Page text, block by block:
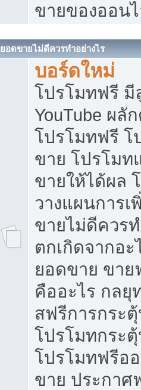
ขายของออน
ยอดขายไม่ดีควรทำอย่างไร
บอร์ดใหม่
โปรโมทฟรี มี
YouTube ผลั
โปรโมทฟรี โ
ขาย โปรโมท
ขายให้ได้ผล
วางแผนการ
ขายไม่ดีควร
ตกเกิดจากอะ
ยอดขาย ขาย
คืออะไร กลยุ
สฟรีการกระ
โปรโมทกระ
โปรโมทฟรีอ
ขาย ประกาศ